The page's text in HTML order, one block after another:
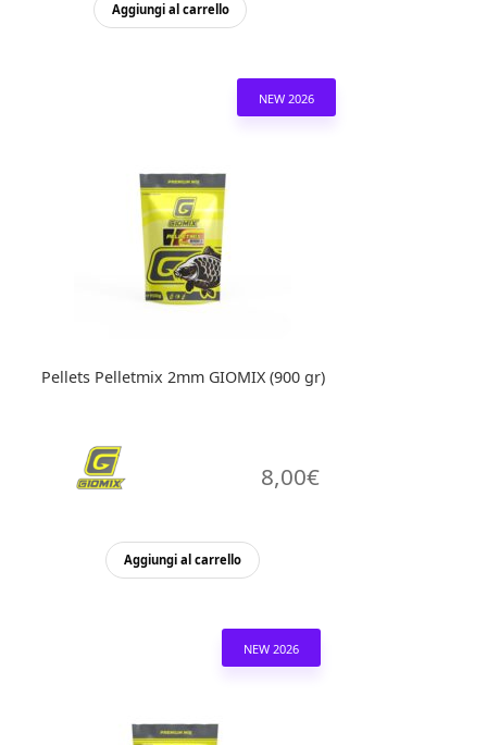
Aggiungi al carrello
NEW 2026
Pellets Pelletmix 2mm GIOMIX (900 gr)
8,00€
Aggiungi al carrello
NEW 2026